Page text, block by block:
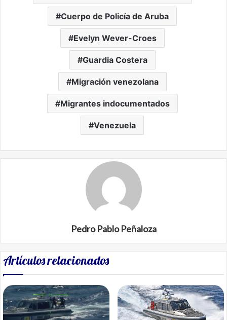
Cuerpo de Policía de Aruba
Evelyn Wever-Croes
Guardia Costera
Migración venezolana
Migrantes indocumentados
Venezuela
Pedro Pablo Peñaloza
Artículos relacionados